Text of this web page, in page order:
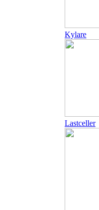
Kylare
Lastceller